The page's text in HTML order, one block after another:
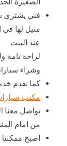
فني يشتري
مثيل لها
عند البيت
لراحة تامة
وشراء
كما نقدم
مكتب
تواصل معنا
من امام
اصبح